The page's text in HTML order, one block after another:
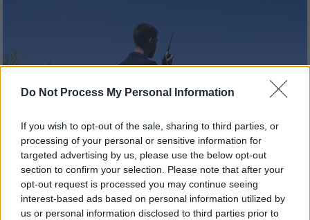
Do Not Process My Personal Information
If you wish to opt-out of the sale, sharing to third parties, or
processing of your personal or sensitive information for
targeted advertising by us, please use the below opt-out
section to confirm your selection. Please note that after your
opt-out request is processed you may continue seeing
interest-based ads based on personal information utilized by
us or personal information disclosed to third parties prior to
Ελλάδα|09.06.2024 16:05
Υπό έλεγχο η φωτιά στη Νέα Αμφίπολη